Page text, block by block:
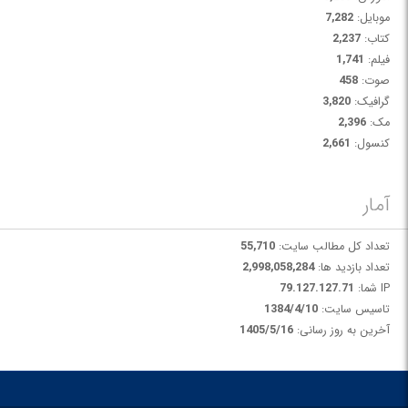
موبایل: 7,282
کتاب: 2,237
فیلم: 1,741
صوت: 458
گرافیک: 3,820
مک: 2,396
کنسول: 2,661
آمار
تعداد کل مطالب سایت: 55,710
تعداد بازدید ها:2,998,058,284
IP شما:
79.127.127.71
تاسیس سایت: 1384/4/10
آخرین به روز رسانی: 1405/5/16